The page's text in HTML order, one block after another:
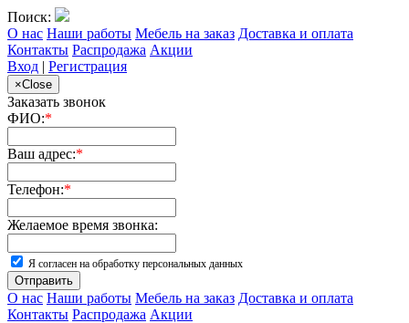
Поиск:
О нас Наши работы Мебель на заказ Доставка и оплата
Контакты Распродажа Акции
Вход | Регистрация
×Close
Заказать звонок
ФИО:*
Ваш адрес:*
Телефон:*
Желаемое время звонка:
Я согласен на обработку персональных данных
Отправить
О нас Наши работы Мебель на заказ Доставка и оплата
Контакты Распродажа Акции